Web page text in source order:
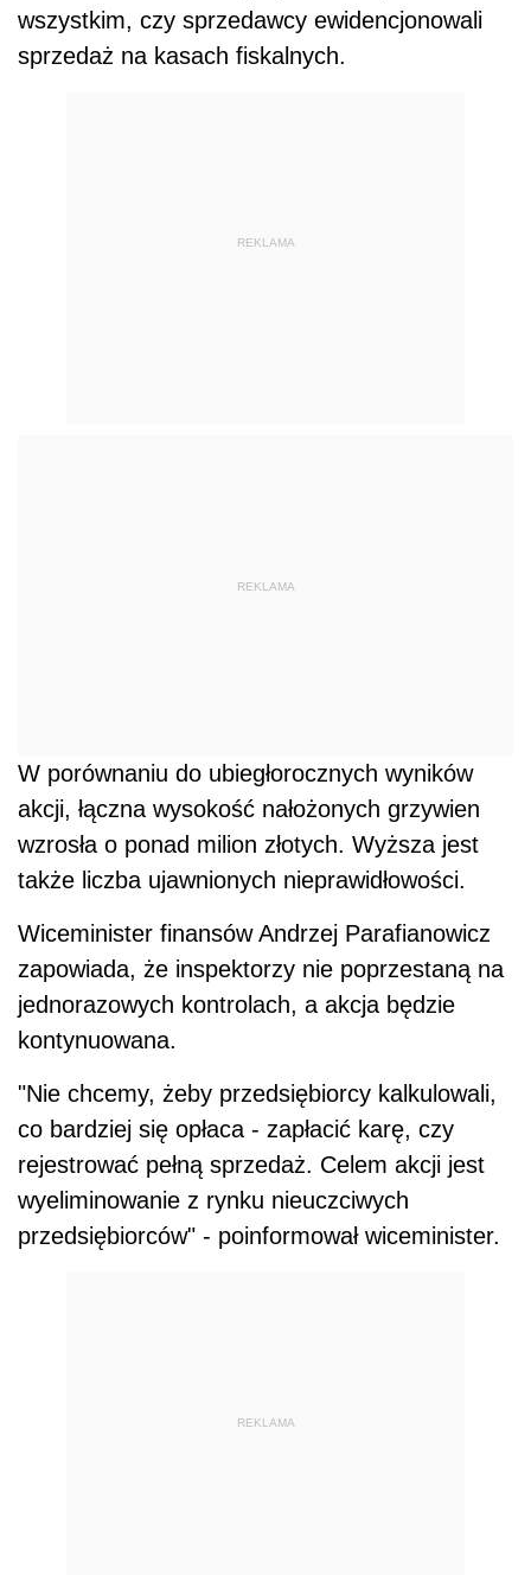
wszystkim, czy sprzedawcy ewidencjonowali
sprzedaż na kasach fiskalnych.
REKLAMA
REKLAMA
W porównaniu do ubiegłorocznych wyników
akcji, łączna wysokość nałożonych grzywien
wzrosła o ponad milion złotych. Wyższa jest
także liczba ujawnionych nieprawidłowości.
Wiceminister finansów Andrzej Parafianowicz
zapowiada, że inspektorzy nie poprzestaną na
jednorazowych kontrolach, a akcja będzie
kontynuowana.
"Nie chcemy, żeby przedsiębiorcy kalkulowali,
co bardziej się opłaca - zapłacić karę, czy
rejestrować pełną sprzedaż. Celem akcji jest
wyeliminowanie z rynku nieuczciwych
przedsiębiorców" - poinformował wiceminister.
REKLAMA